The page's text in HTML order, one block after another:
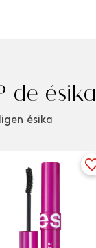
de ésika
ésika